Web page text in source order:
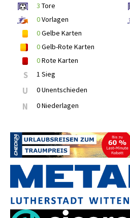
3 Tore
0Vorlagen
0Gelbe Karten
0Gelb-Rote Karten
0Rote Karten
S 1 Sieg
U 0 Unentschieden
N 0 Niederlagen